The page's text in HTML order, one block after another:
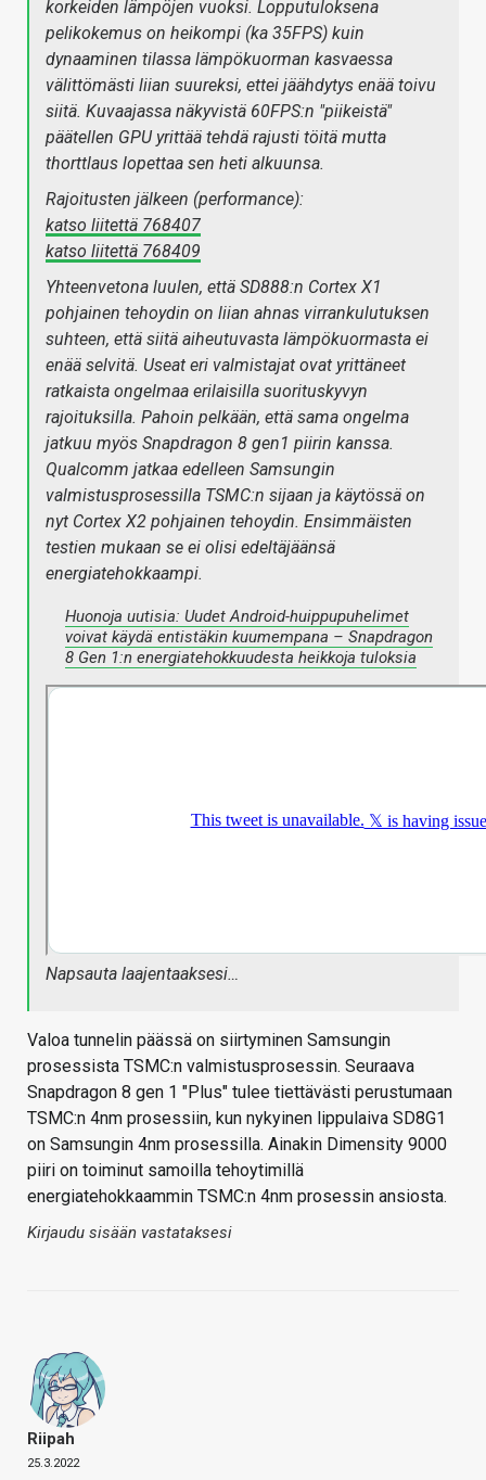
korkeiden lämpöjen vuoksi. Lopputuloksena
pelikokemus on heikompi (ka 35FPS) kuin
dynaaminen tilassa lämpökuorman kasvaessa
välittömästi liian suureksi, ettei jäähdytys enää toivu
siitä. Kuvaajassa näkyvistä 60FPS:n "piikeistä"
päätellen GPU yrittää tehdä rajusti töitä mutta
thorttlaus lopettaa sen heti alkuunsa.
Rajoitusten jälkeen (performance):
katso liitettä 768407
katso liitettä 768409
Yhteenvetona luulen, että SD888:n Cortex X1
pohjainen tehoydin on liian ahnas virrankulutuksen
suhteen, että siitä aiheutuvasta lämpökuormasta ei
enää selvitä. Useat eri valmistajat ovat yrittäneet
ratkaista ongelmaa erilaisilla suorituskyvyn
rajoituksilla. Pahoin pelkään, että sama ongelma
jatkuu myös Snapdragon 8 gen1 piirin kanssa.
Qualcomm jatkaa edelleen Samsungin
valmistusprosessilla TSMC:n sijaan ja käytössä on
nyt Cortex X2 pohjainen tehoydin. Ensimmäisten
testien mukaan se ei olisi edeltäjäänsä
energiatehokkaampi.
Huonoja uutisia: Uudet Android-huippupuhelimet
voivat käydä entistäkin kuumempana – Snapdragon
8 Gen 1:n energiatehokkuudesta heikkoja tuloksia
Napsauta laajentaaksesi…
Valoa tunnelin päässä on siirtyminen Samsungin
prosessista TSMC:n valmistusprosessin. Seuraava
Snapdragon 8 gen 1 "Plus" tulee tiettävästi perustumaan
TSMC:n 4nm prosessiin, kun nykyinen lippulaiva SD8G1
on Samsungin 4nm prosessilla. Ainakin Dimensity 9000
piiri on toiminut samoilla tehoytimillä
energiatehokkaammin TSMC:n 4nm prosessin ansiosta.
Kirjaudu sisään vastataksesi
Riipah
25.3.2022